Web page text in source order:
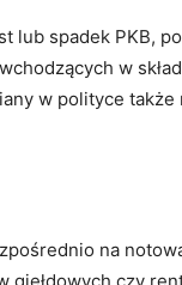
lub spadek PKB,
w
w polityce także
na